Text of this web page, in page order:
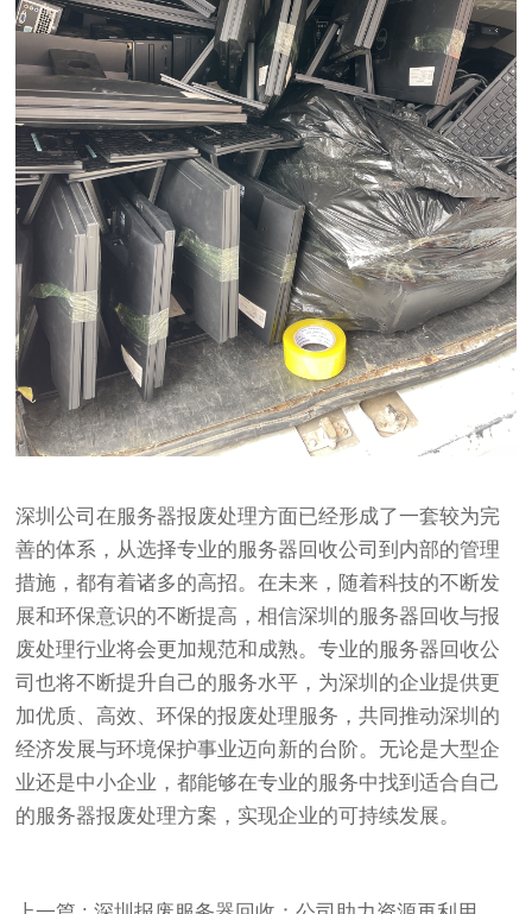
深圳公司在服务器报废处理方面已经形成了一套较为完
善的体系，从选择专业的服务器回收公司到内部的管理
措施，都有着诸多的高招。在未来，随着科技的不断发
展和环保意识的不断提高，相信深圳的服务器回收与报
废处理行业将会更加规范和成熟。专业的服务器回收公
司也将不断提升自己的服务水平，为深圳的企业提供更
加优质、高效、环保的报废处理服务，共同推动深圳的
经济发展与环境保护事业迈向新的台阶。无论是大型企
业还是中小企业，都能够在专业的服务中找到适合自己
的服务器报废处理方案，实现企业的可持续发展。